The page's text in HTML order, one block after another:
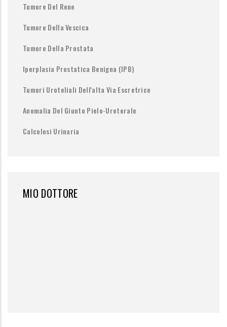
Tumore Del Rene
Tumore Della Vescica
Tumore Della Prostata
Iperplasia Prostatica Benigna (IPB)
Tumori Uroteliali Dell'alta Via Escretrice
Anomalia Del Giunto Pielo-Ureterale
Calcolosi Urinaria
MIO DOTTORE